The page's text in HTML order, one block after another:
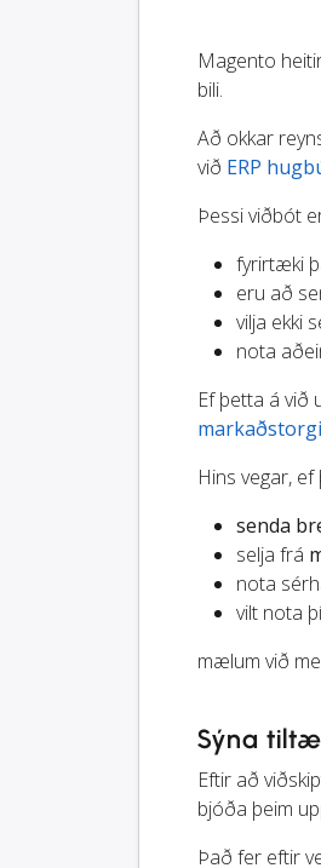
Magento
bili.
Að okkar
við ERP
Þessi viðbót
fyrirtæki
eru að
vilja ekki
nota
Ef þetta á
Hins vegar,
senda
selja frá
nota
vilt nota
mælum við
Sýna
Eftir að
bjóða þeim
Það fer eftir